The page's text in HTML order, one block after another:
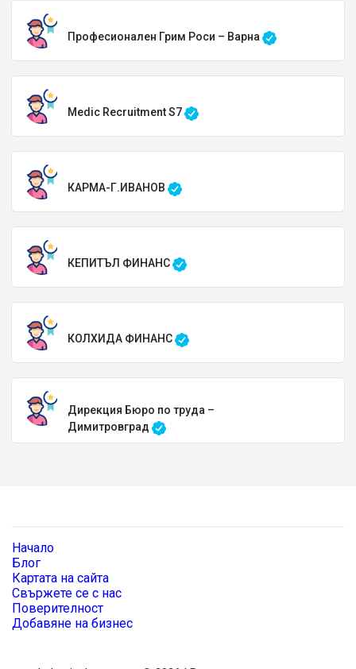
Професионален Грим Роси – Варна
Medic Recruitment S7
КАРМА-Г.ИВАНОВ
КЕПИТЪЛ ФИНАНС
КОЛХИДА ФИНАНС
Дирекция Бюро по труда –
Димитровград
Начало
Блог
Картата на сайта
Свържете се с нас
Поверителност
Добавяне на бизнес